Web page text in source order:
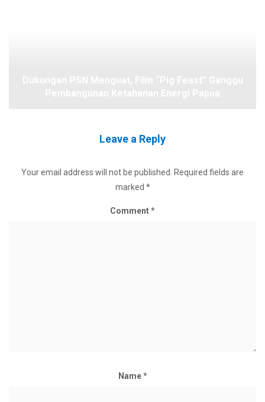
Leave a Reply
Your email address will not be published. Required fields are
marked *
Comment*
Name*